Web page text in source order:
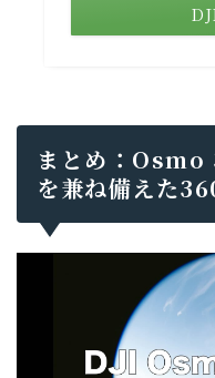
まとめ：Osmo
を兼ね備えた